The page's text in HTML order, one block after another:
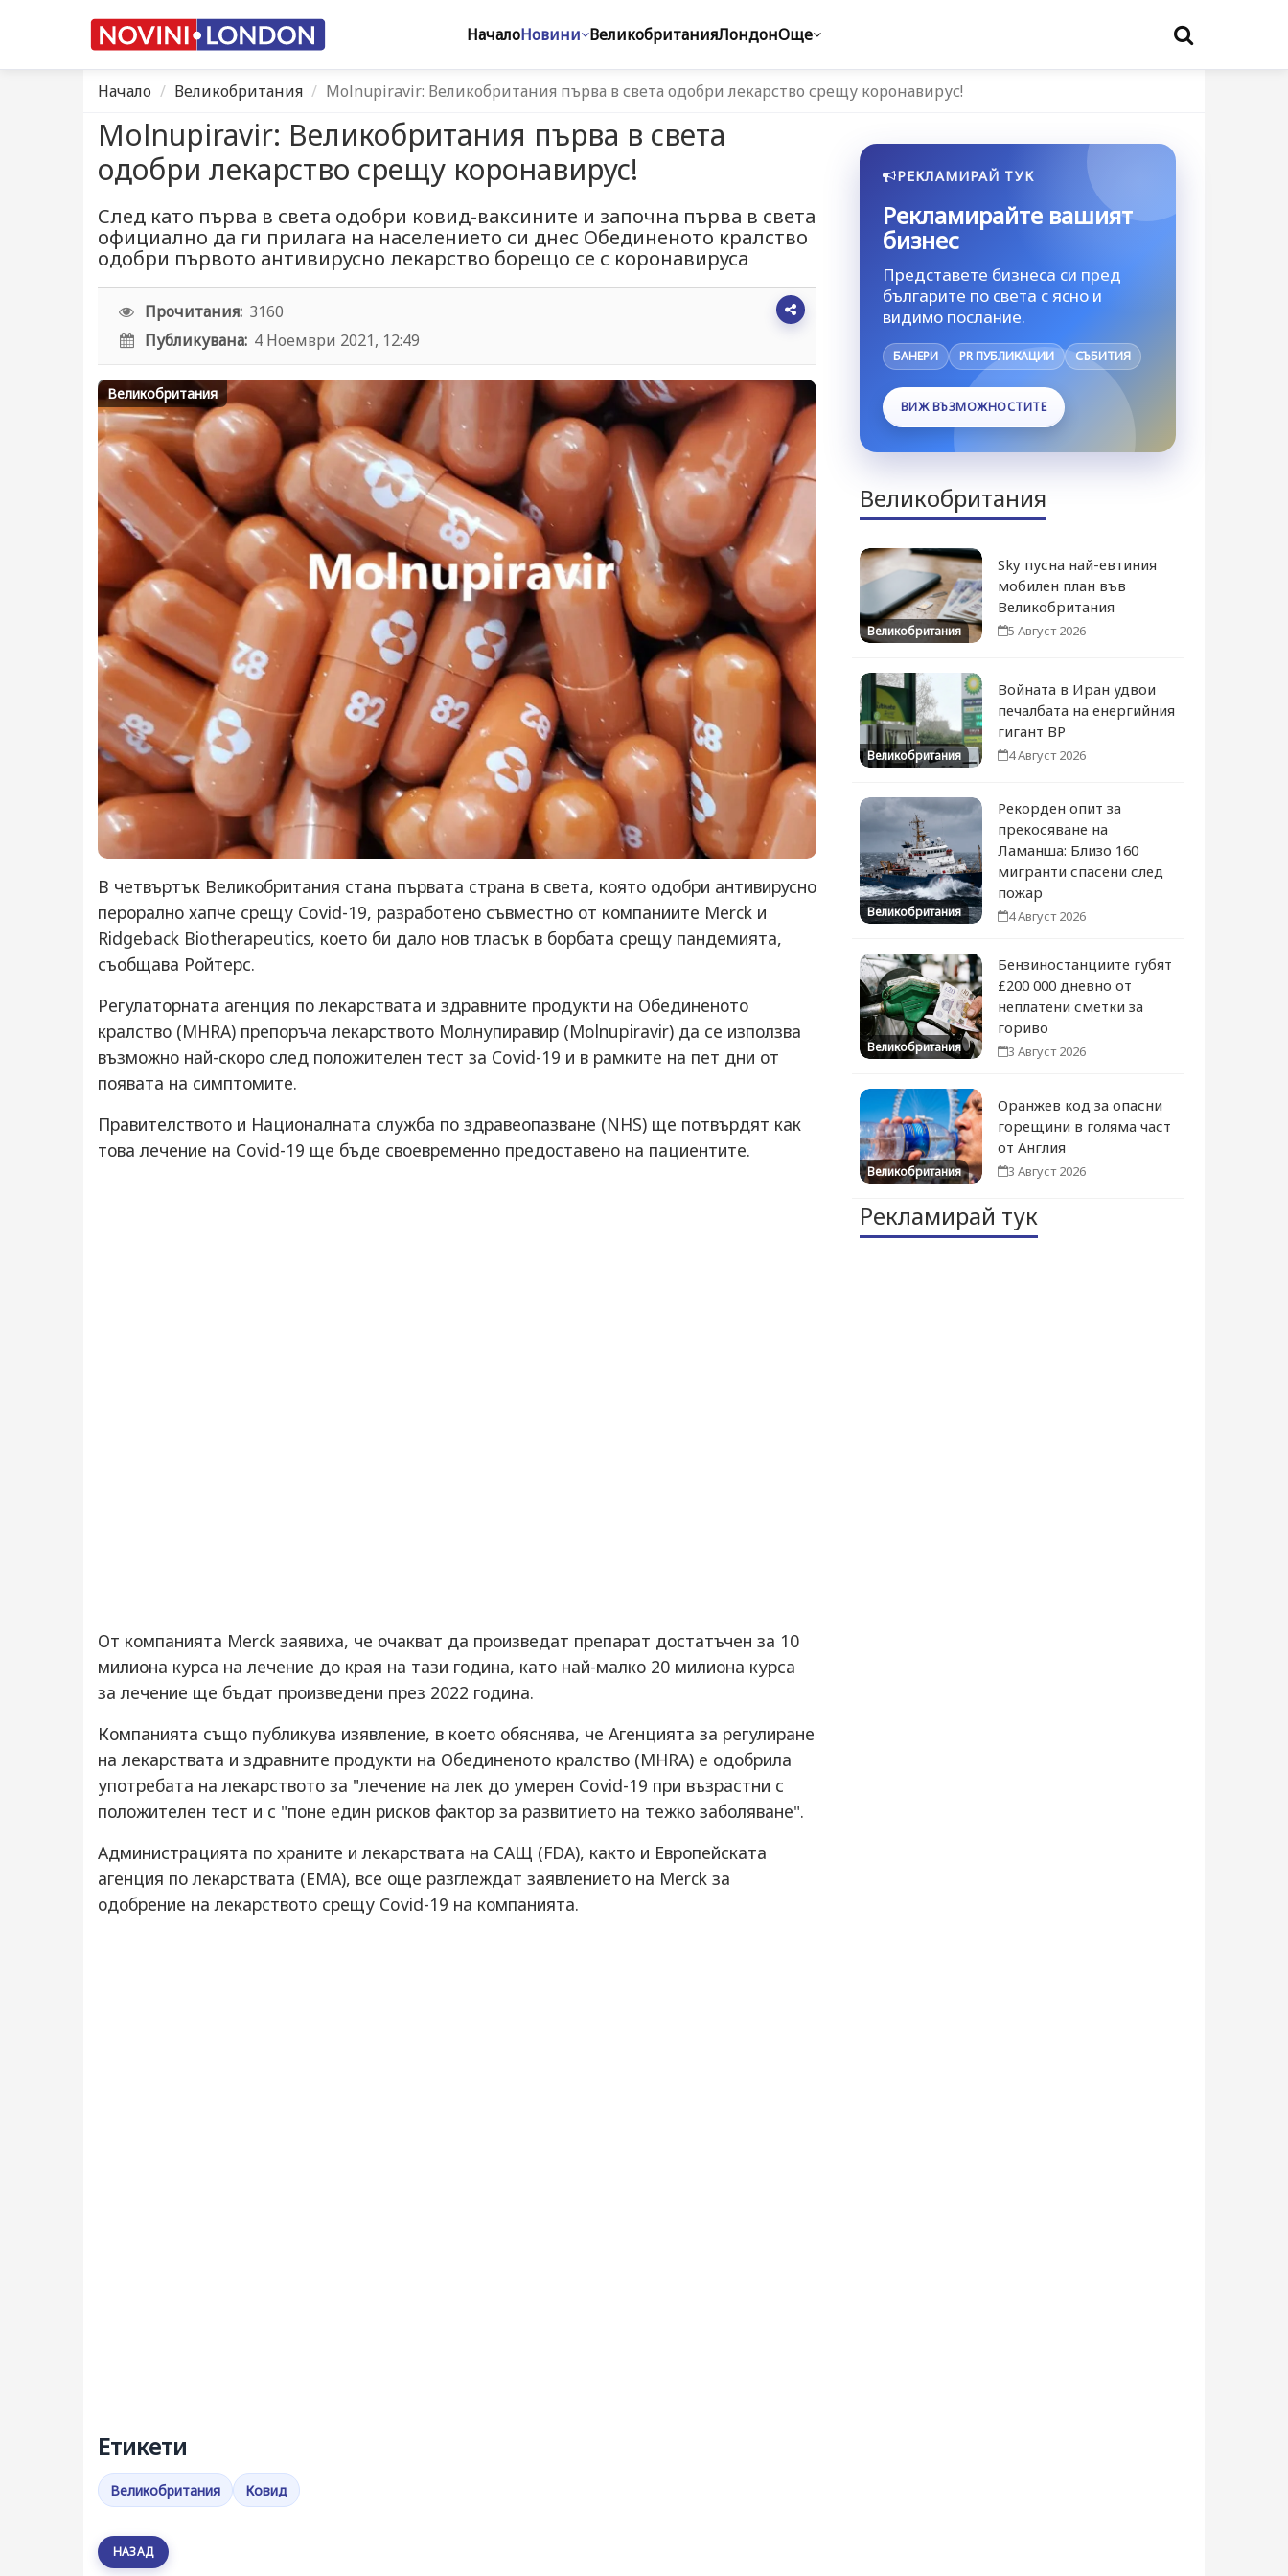
НачалоНовини ВеликобританияЛондонОще
Начало Великобритания Мolnupiravir: Великобритания първа в света одобри лекарство срещу коронавирус!
Мolnupiravir: Великобритания първа в света
одобри лекарство срещу коронавирус!
След като първа в света одобри ковид-ваксините и започна първа в света
официално да ги прилага на населението си днес Обединеното кралство
одобри първото антивирусно лекарство борещо се с коронавируса
Прочитания: 3160
Публикувана: 4 Ноември 2021, 12:49
Великобритания
В четвъртък Великобритания стана първата страна в света, която одобри антивирусно
перорално хапче срещу Covid-19, разработено съвместно от компаниите Merck и
Ridgeback Biotherapeutics, което би дало нов тласък в борбата срещу пандемията,
съобщава Ройтерс.
Регулаторната агенция по лекарствата и здравните продукти на Обединеното
кралство (MHRA) препоръча лекарството Молнупиравир (Мolnupiravir) да се използва
възможно най-скоро след положителен тест за Covid-19 и в рамките на пет дни от
появата на симптомите.
Правителството и Националната служба по здравеопазване (NHS) ще потвърдят как
това лечение на Covid-19 ще бъде своевременно предоставено на пациентите.
От компанията Merck заявиха, че очакват да произведат препарат достатъчен за 10
милиона курса на лечение до края на тази година, като най-малко 20 милиона курса
за лечение ще бъдат произведени през 2022 година.
Компанията също публикува изявление, в което обяснява, че Агенцията за регулиране
на лекарствата и здравните продукти на Обединеното кралство (MHRA) е одобрила
употребата на лекарството за "лечение на лек до умерен Covid-19 при възрастни с
положителен тест и с "поне един рисков фактор за развитието на тежко заболяване".
Администрацията по храните и лекарствата на САЩ (FDA), както и Европейската
агенция по лекарствата (EMA), все още разглеждат заявлението на Merck за
одобрение на лекарството срещу Covid-19 на компанията.
Етикети
Великобритания Ковид
НАЗАД
РЕКЛАМИРАЙ ТУК
Рекламирайте вашият
бизнес
Представете бизнеса си пред
българите по света с ясно и
видимо послание.
БАНЕРИ PR ПУБЛИКАЦИИ СЪБИТИЯ
ВИЖ ВЪЗМОЖНОСТИТЕ
Великобритания
Великобритания
Sky пусна най-евтиния
мобилен план във
Великобритания
5 Август 2026
Великобритания
Войната в Иран удвои
печалбата на енергийния
гигант BP
4 Август 2026
Великобритания
Рекорден опит за
прекосяване на
Ламанша: Близо 160
мигранти спасени след
пожар
4 Август 2026
Великобритания
Бензиностанциите губят
£200 000 дневно от
неплатени сметки за
гориво
3 Август 2026
Великобритания
Оранжев код за опасни
горещини в голяма част
от Англия
3 Август 2026
Рекламирай тук